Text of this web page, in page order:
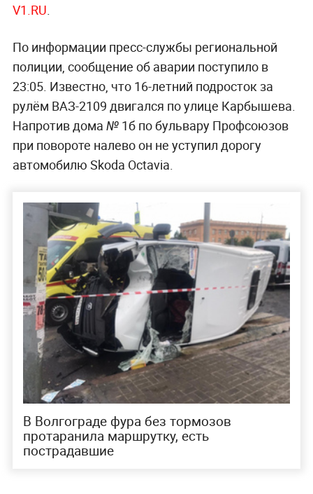
V1.RU.
По информации пресс-службы региональной
полиции, сообщение об аварии поступило в
23:05. Известно, что 16-летний подросток за
рулём ВАЗ-2109 двигался по улице Карбышева.
Напротив дома № 1б по бульвару Профсоюзов
при повороте налево он не уступил дорогу
автомобилю Skoda Octavia.
В Волгограде фура без тормозов
протаранила маршрутку, есть
пострадавшие